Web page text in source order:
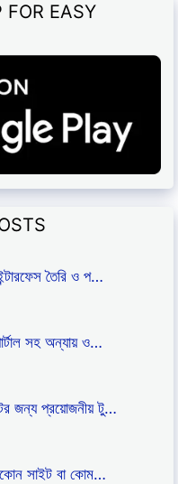
FOR EASY
তৈরি ও প…
সহ অন্যায় ও…
জন্য প্রয়োজনীয় টু…
সাইট বা কোম…